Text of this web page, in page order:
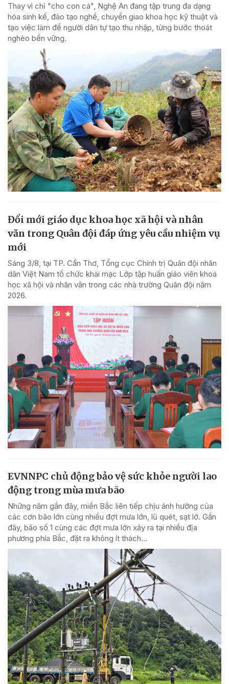
Thay vì chỉ "cho con cá", Nghệ An đang tập trung đa dạng
hóa sinh kế, đào tạo nghề, chuyển giao khoa học kỹ thuật và
tạo việc làm để người dân tự tạo thu nhập, từng bước thoát
nghèo bền vững.
Đổi mới giáo dục khoa học xã hội và nhân
văn trong Quân đội đáp ứng yêu cầu nhiệm vụ
mới
Sáng 3/8, tại TP. Cần Thơ, Tổng cục Chính trị Quân đội nhân
dân Việt Nam tổ chức khai mạc Lớp tập huấn giáo viên khoa
học xã hội và nhân văn trong các nhà trường Quân đội năm
2026.
EVNNPC chủ động bảo vệ sức khỏe người lao
động trong mùa mưa bão
Những năm gần đây, miền Bắc liên tiếp chịu ảnh hưởng của
các cơn bão lớn cùng nhiều đợt mưa lớn, lũ quét, sạt lở. Gần
đây, bão số 1 cùng các đợt mưa lớn xảy ra tại nhiều địa
phương phía Bắc, đặt ra không ít thách...